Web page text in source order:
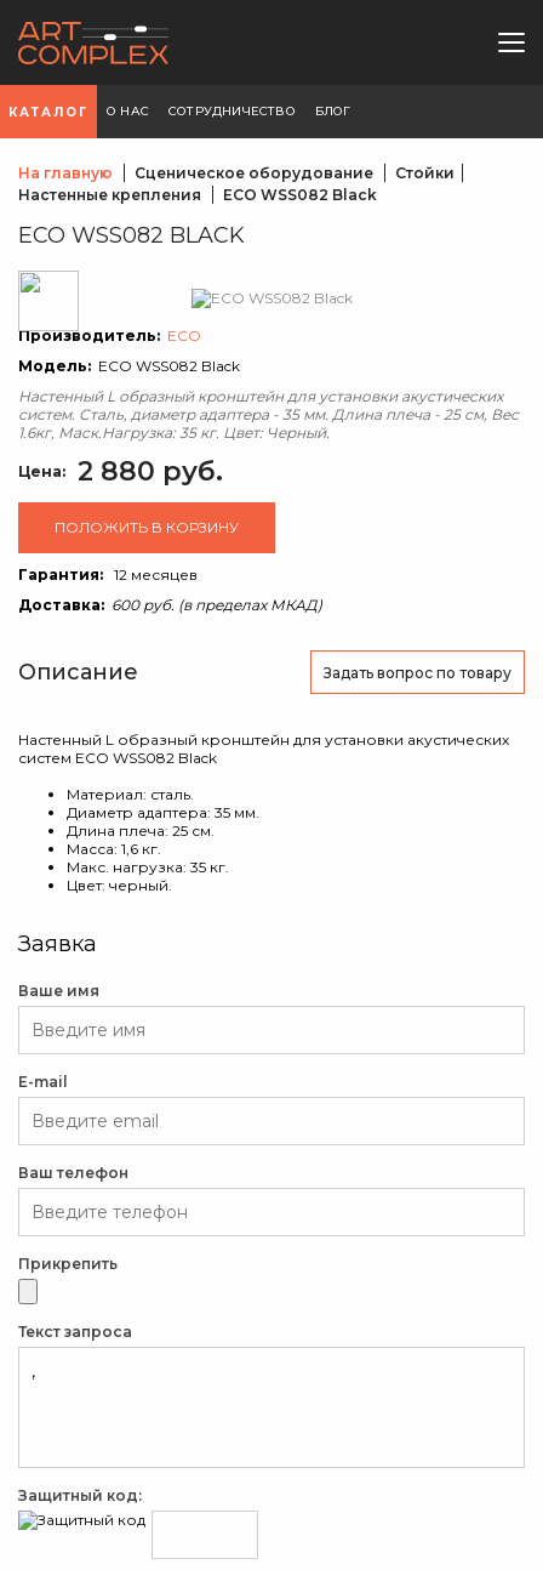
КАТАЛОГ О НАС СОТРУДНИЧЕСТВО БЛОГ
На главную Сценическое оборудование
Стойки
Настенные крепления
ECO WSS082 Black
ECO WSS082 BLACK
Производитель: ECO
Модель: ECO WSS082 Black
Настенный L образный кронштейн для установки акустических
систем. Сталь, диаметр адаптера - 35 мм. Длина плеча - 25 см, Вес
1.6кг, Маск.Нагрузка: 35 кг. Цвет: Черный.
Цена: 2 880 руб.
ПОЛОЖИТЬ В КОРЗИНУ
Гарантия: 12 месяцев
Доставка: 600 руб. (в пределах МКАД)
Описание Задать вопрос по товару
Настенный L образный кронштейн для установки акустических
систем ECO WSS082 Black
Материал: сталь.
Диаметр адаптера: 35 мм.
Длина плеча: 25 см.
Масса: 1,6 кг.
Макс. нагрузка: 35 кг.
Цвет: черный.
Заявка
Ваше имя
E-mail
Ваш телефон
Прикрепить
Текст запроса
Защитный код: